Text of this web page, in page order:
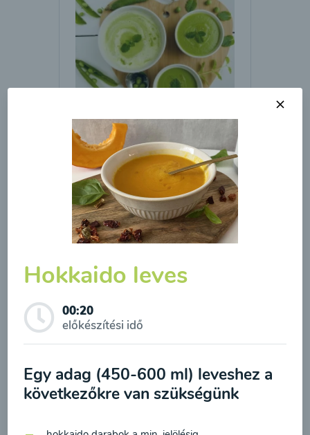
Borsóleves mentával
00:20 Megtekintése
Brokkolileves
Hokkaido leves
00:20
előkészítési idő
Egy adag (450-600 ml) leveshez a
következőkre van szükségünk
Feliratkozás a hírlevélre
A hírlevélre való feliratkozásom elküldésével